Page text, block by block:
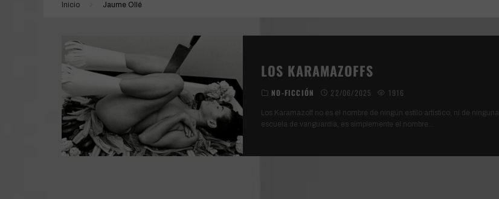
LA JOVEN CON EL ARETE DE PERLA
Inicio Jaume Ollé
LOS KARAMAZOFFS
NO-FICCIÓN 22/06/2025 1916
Los Karamazoff no es el nombre de ningún estilo artístico, ni de ninguna
escuela de vanguardia, es simplemente el nombre